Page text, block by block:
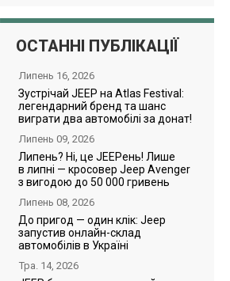
ОСТАННІ ПУБЛІКАЦІЇ
Липень 16, 2026
Зустрічай JEEP на Atlas Festival:
легендарний бренд та шанс
виграти два автомобілі за донат!
Липень 09, 2026
Липень? Ні, це JEEPень! Лише
в липні — кросовер Jeep Avenger
з вигодою до 50 000 гривень
Липень 08, 2026
До пригод — один клік: Jeep
запустив онлайн-склад
автомобілів в Україні
Тра. 14, 2026